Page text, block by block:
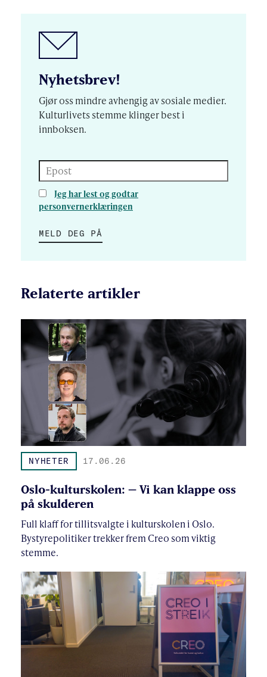
Nyhetsbrev!
Gjør oss mindre avhengig av sosiale medier.
Kulturlivets stemme klinger best i
innboksen.
Epost
Jeg har lest og godtar
personvernerklæringen
MELD DEG PÅ
Relaterte artikler
NYHETER 17.06.26
Oslo-kulturskolen: – Vi kan klappe oss
på skulderen
Full klaff for tillitsvalgte i kulturskolen i Oslo.
Bystyrepolitiker trekker frem Creo som viktig
stemme.